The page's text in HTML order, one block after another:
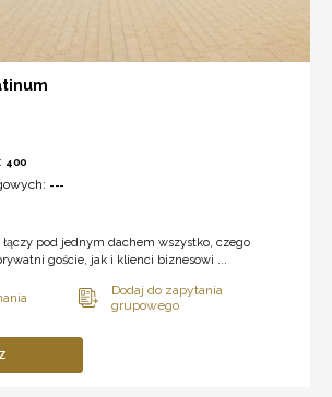
400
---
pod jednym dachem wszystko, czego
goście, jak i klienci biznesowi ...